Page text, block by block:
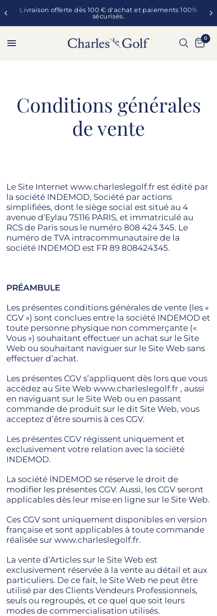
Livraison offerte dès 100 € d'achat et paiements 100%
sécurisés.
0
Conditions générales
de vente
Le Site Internet www.charleslegolf.fr est édité par
la société INDEMOD, Société par actions
simplifiées, dont le siège social est situé au 4
avenue d'Eylau 75116 PARIS, et immatriculé au
RCS de Paris sous le numéro 808 424 345. Le
numéro de TVA intracommunautaire de la
société INDEMOD est FR 89 808424345.
PRÉAMBULE
Les présentes conditions générales de vente (les «
CGV ») sont conclues entre la société INDEMOD et
toute personne physique non commerçante («
Vous ») souhaitant effectuer un achat sur le Site
Web ou souhaitant naviguer sur le Site Web sans
effectuer d’achat.
Les présentes CGV s’appliquent dès lors que vous
accédez au Site Web www.charleslegolf.fr , aussi
en naviguant sur le Site Web ou en passant
commande de produit sur le dit Site Web, vous
acceptez d’être soumis à ces CGV.
Les présentes CGV régissent uniquement et
exclusivement votre relation avec la société
INDEMOD.
La société INDEMOD se réserve le droit de
modifier les présentes CGV. Aussi, les CGV seront
applicables dès leur mise en ligne sur le Site Web.
Ces CGV sont uniquement disponibles en version
française et sont applicables à toute commande
réalisée sur www.charleslegolf.fr.
La vente d’Articles sur le Site Web est
exclusivement réservée à la vente au détail et aux
particuliers. De ce fait, le Site Web ne peut être
utilisé par des Clients Vendeurs Professionnels,
seuls ou regroupés, et ce quel que soit leurs
modes de commercialisation utilisés.